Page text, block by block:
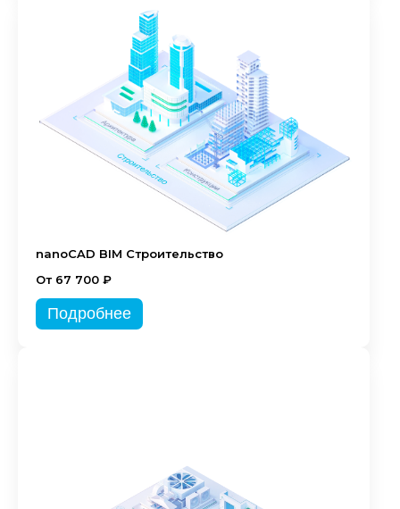
nanoCAD BIM Строительство
От 67 700 ₽
Подробнее